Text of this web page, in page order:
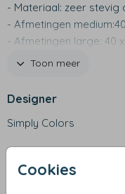
Cookies
- Materiaal: zeer stevig
- Afmetingen
- Afmetingen large: 40
- Blijft ook zonder
Toon meer
Designer
Simply Colors
Collectie
Opbergzakken